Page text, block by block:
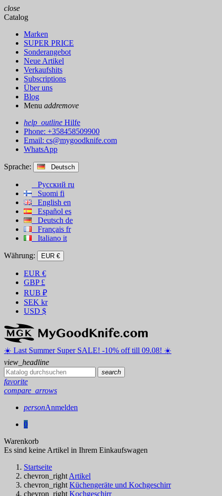
close
Catalog
Marken
SUPER PRICE
Sonderangebot
Neue Artikel
Verkaufshits
Subscriptions
Über uns
Blog
Menu addremove
help_outline Hilfe
Phone: +358458509900
Email: cs@mygoodknife.com
WhatsApp
Sprache: Deutsch
Русский ru
Suomi fi
English en
Español es
Deutsch de
Français fr
Italiano it
Währung: EUR €
EUR €
GBP £
RUB ₽
SEK kr
USD $
☀️ ️Last Summer Super SALE! -10% off till 09.08! ☀️
view_headline
search
favorite
compare_arrows
personAnmelden
0
Warenkorb
Es sind keine Artikel in Ihrem Einkaufswagen
Startseite
chevron_right Artikel
chevron_right Küchengeräte und Kochgeschirr
chevron_right Kochgeschirr